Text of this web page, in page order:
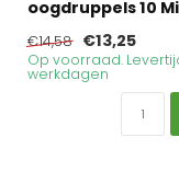
oogdruppels 10
€14,58 €13,25
Op voorraad.
werkdagen